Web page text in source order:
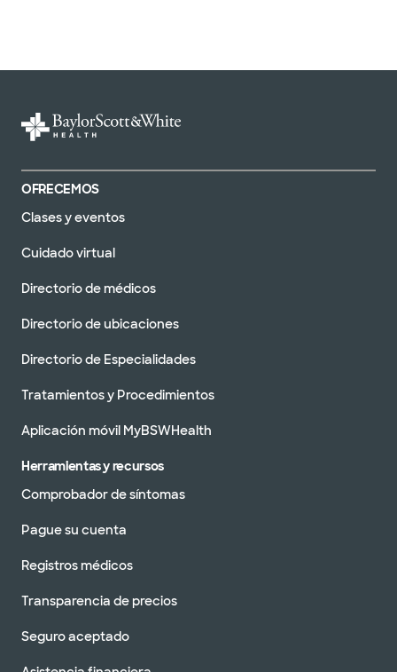
OFRECEMOS
Clases y eventos
Cuidado virtual
Directorio de médicos
Directorio de ubicaciones
Directorio de Especialidades
Tratamientos y Procedimientos
Aplicación móvil MyBSWHealth
Herramientas y recursos
Comprobador de síntomas
Pague su cuenta
Registros médicos
Transparencia de precios
Seguro aceptado